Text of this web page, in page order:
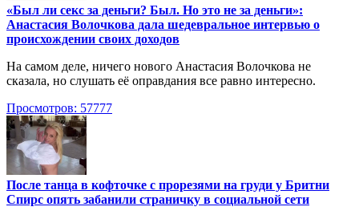
«Был ли секс за деньги? Был. Но это не за деньги»:
Анастасия Волочкова дала шедевральное интервью о
происхождении своих доходов
На самом деле, ничего нового Анастасия Волочкова не
сказала, но слушать её оправдания все равно интересно.
Просмотров: 57777
После танца в кофточке с прорезями на груди у Бритни
Спирс опять забанили страничку в социальной сети